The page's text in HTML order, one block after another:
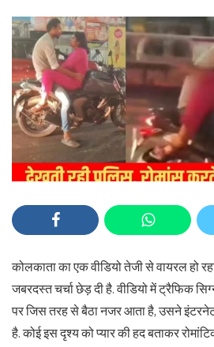
कोलकाता का एक वीडियो तेजी से वायरल हो
जबरदस्त चर्चा छेड़ दी है. वीडियो में ट्रैफिक
पर जिस तरह से बैठा नजर आता है, उसने इंटरनेट
है. कोई इस दृश्य को प्यार की हद बताकर